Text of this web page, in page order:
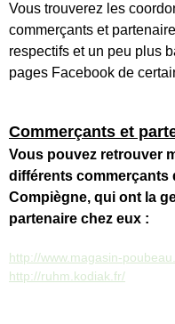
Vous trouverez les
commerçants et
respectifs et un peu plus
pages Facebook de
Commerçants et
Vous pouvez retrouver
différents commerçants
Compiègne, qui ont la
partenaire chez eux :
http://www.magasin-
http://ruhm.kodiak.fr/